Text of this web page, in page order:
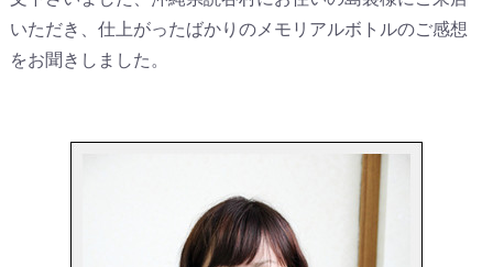
いただき、仕上がったばかりのメモリアルボトルのご感想
をお聞きしました。